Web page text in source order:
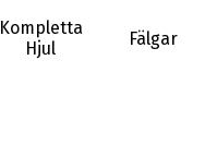
Kompletta
Hjul
Fälgar